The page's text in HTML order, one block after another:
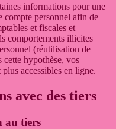
informations pour une
compte personnel afin de
et fiscales et
comportements illicites
(réutilisation de
hypothèse, vos
accessibles en ligne.
avec des tiers
au tiers